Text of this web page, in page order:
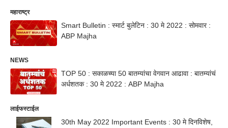
महाराष्ट्र
Smart Bulletin : स्मार्ट बुलेटिन : 30 मे 2022 : सोमवार :
ABP Majha
NEWS
TOP 50 : सकाळच्या 50 बातम्यांचा वेगवान आढावा : बातम्यांचं
अर्धशतक : 30 मे 2022 : ABP Majha
लाईफस्टाईल
30th May 2022 Important Events : 30 मे दिनविशेष,